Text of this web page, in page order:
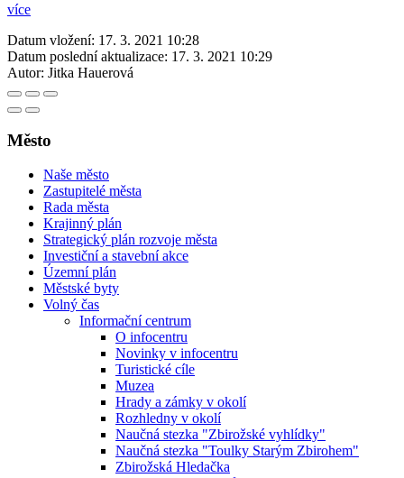
více
Datum vložení: 17. 3. 2021 10:28
Datum poslední aktualizace: 17. 3. 2021 10:29
Autor: Jitka Hauerová
Město
Naše město
Zastupitelé města
Rada města
Krajinný plán
Strategický plán rozvoje města
Investiční a stavební akce
Územní plán
Městské byty
Volný čas
Informační centrum
O infocentru
Novinky v infocentru
Turistické cíle
Muzea
Hrady a zámky v okolí
Rozhledny v okolí
Naučná stezka "Zbirožské vyhlídky"
Naučná stezka "Toulky Starým Zbirohem"
Zbirožská Hledačka